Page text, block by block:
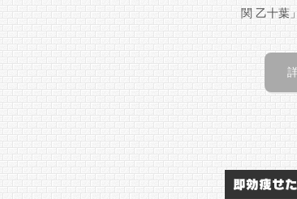
関 乙十葉
即効痩せ